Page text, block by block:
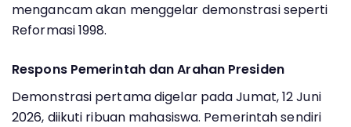
mengancam akan menggelar demonstrasi seperti
Reformasi 1998.
Respons Pemerintah dan Arahan Presiden
Demonstrasi pertama digelar pada Jumat, 12 Juni
2026, diikuti ribuan mahasiswa. Pemerintah sendiri